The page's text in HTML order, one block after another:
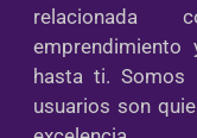
relacionada
emprendimiento
hasta ti. Somos
usuarios son